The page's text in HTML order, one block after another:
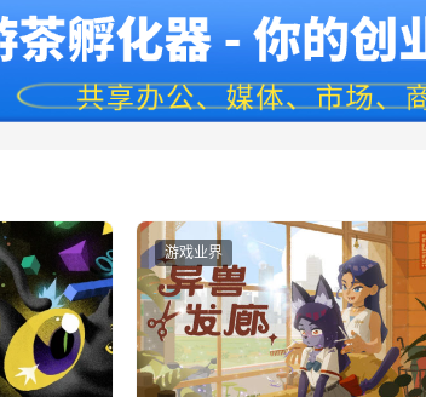
游戏业界